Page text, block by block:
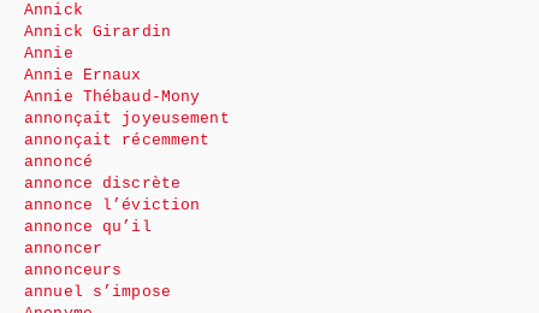
Annick
Annick Girardin
Annie
Annie Ernaux
Annie Thébaud-Mony
annonçait joyeusement
annonçait récemment
annoncé
annonce discrète
annonce l’éviction
annonce qu’il
annoncer
annonceurs
annuel s’impose